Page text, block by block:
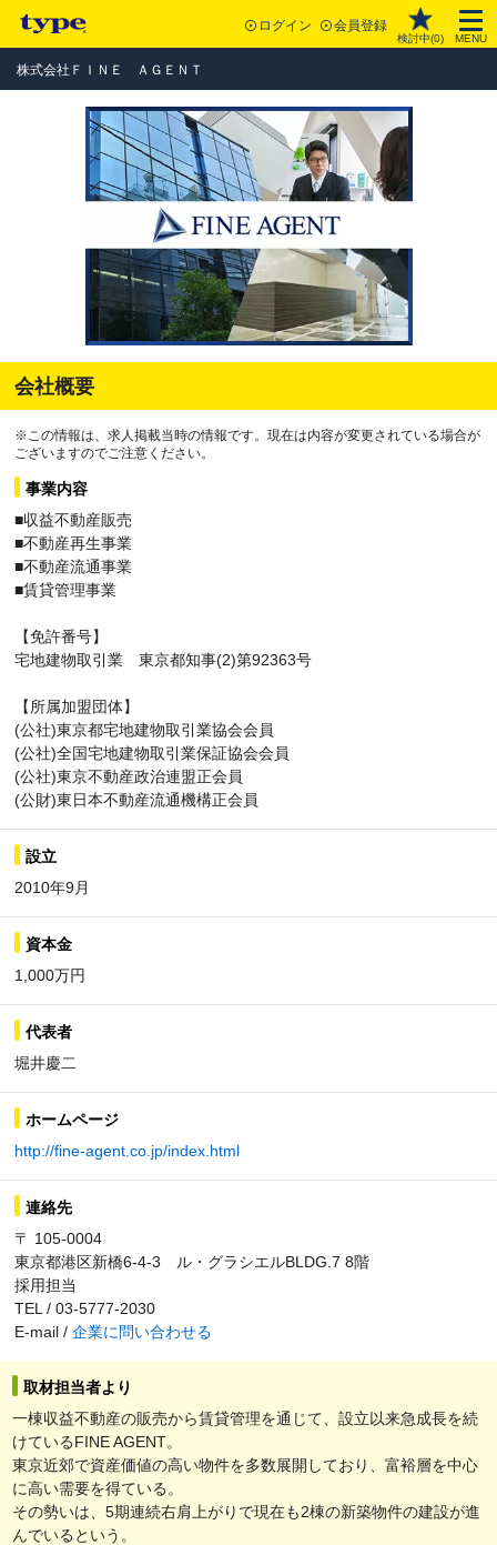
ログイン 会員登録
検討中(0) MENU
株式会社ＦＩＮＥ ＡＧＥＮＴ
会社概要
※この情報は、求人掲載当時の情報です。現在は内容が変更されている場合が
ございますのでご注意ください。
事業内容
■収益不動産販売
■不動産再生事業
■不動産流通事業
■賃貸管理事業
【免許番号】
宅地建物取引業 東京都知事(2)第92363号
【所属加盟団体】
(公社)東京都宅地建物取引業協会会員
(公社)全国宅地建物取引業保証協会会員
(公社)東京不動産政治連盟正会員
(公財)東日本不動産流通機構正会員
設立
2010年9月
資本金
1,000万円
代表者
堀井慶二
ホームページ
http://fine-agent.co.jp/index.html
連絡先
〒 105-0004
東京都港区新橋6-4-3 ル・グラシエルBLDG.7 8階
採用担当
TEL / 03-5777-2030
E-mail / 企業に問い合わせる
取材担当者より
一棟収益不動産の販売から賃貸管理を通じて、設立以来急成長を続
けているFINE AGENT。
東京近郊で資産価値の高い物件を多数展開しており、富裕層を中心
に高い需要を得ている。
その勢いは、5期連続右肩上がりで現在も2棟の新築物件の建設が進
んでいるという。